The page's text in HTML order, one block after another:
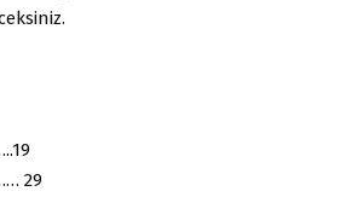
29